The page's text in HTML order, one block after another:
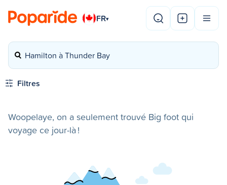
FR▾
Hamilton à Thunder Bay
Filtres
Woopelaye, on a seulement trouvé Big foot qui
voyage ce jour-là !